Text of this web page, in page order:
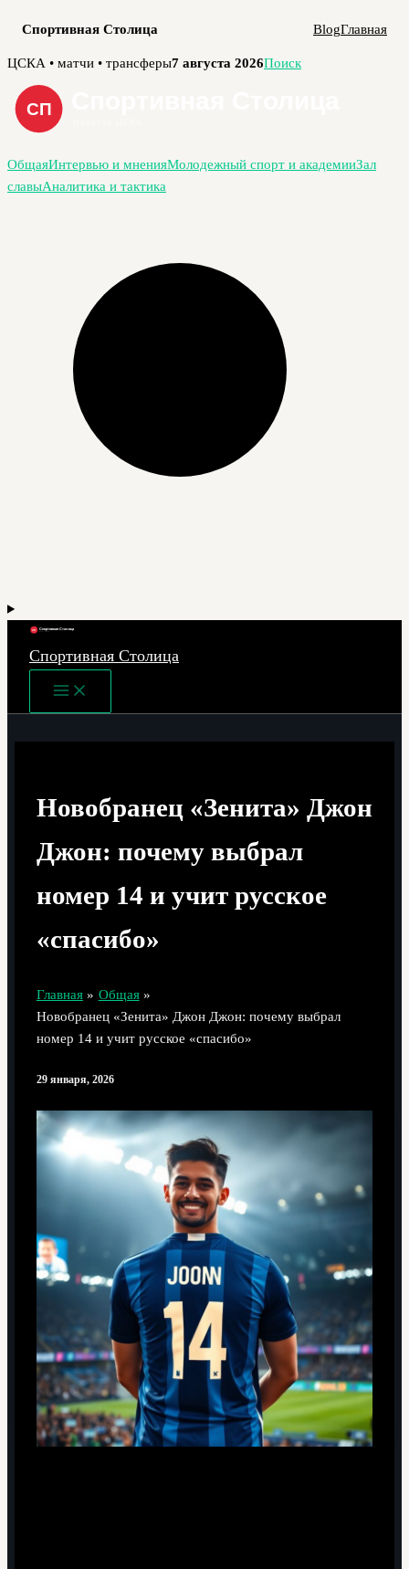
Спортивная Столица BlogГлавная
Перейти
содержимому
ЦСКА • матчи • трансферы7 августа 2026Поиск
ОбщаяИнтервью и мненияМолодежный спорт и академииЗал
славыАналитика и тактика
Спортивная Столица
Main
Menu
Новобранец «Зенита» Джон
Джон: почему выбрал
номер 14 и учит русское
«спасибо»
Главная
Общая
Новобранец «Зенита» Джон Джон: почему выбрал
номер 14 и учит русское «спасибо»
29 января, 2026